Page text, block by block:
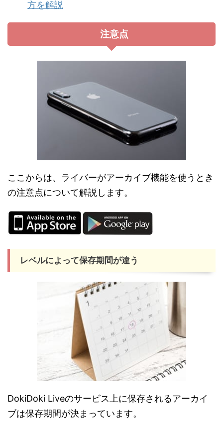
方を解説
注意点
ここからは、ライバーがアーカイブ機能を使うとき
の注意点について解説します。
レベルによって保存期間が違う
DokiDoki Liveのサービス上に保存されるアーカイ
ブは保存期間が決まっています。